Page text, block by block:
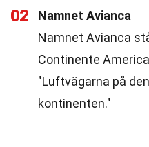
02
Namnet Avianca
Namnet Avianca
Continente
"Luftvägarna på
kontinenten."